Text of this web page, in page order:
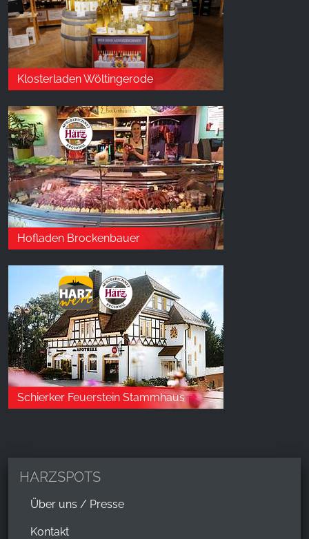
Klosterladen Wöltingerode
Hofladen Brockenbauer
Schierker Feuerstein Stammhaus
HARZSPOTS
Über uns / Presse
Kontakt